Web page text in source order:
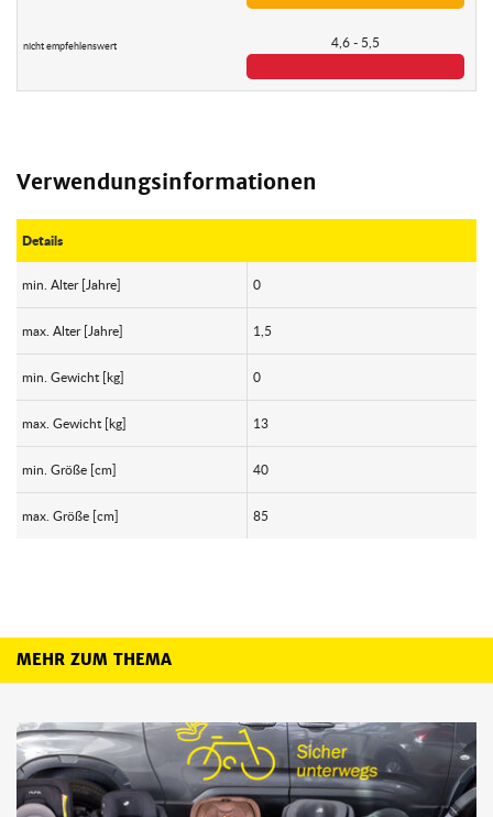
4,6 - 5,5
Verwendungsinformationen
Details
min. Alter [Jahre] 0
max. Alter [Jahre] 1,5
min. Gewicht [kg] 0
max. Gewicht [kg] 13
min. Größe [cm] 40
max. Größe [cm] 85
MEHR ZUM THEMA